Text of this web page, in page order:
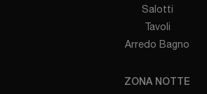
Salotti
Tavoli
Arredo Bagno
ZONA NOTTE